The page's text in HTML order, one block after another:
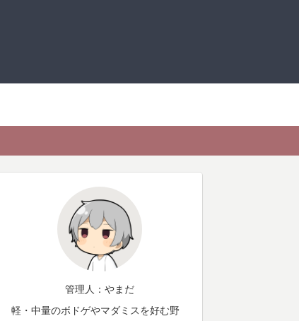
管理人：やまだ
軽・中量のボドゲやマダミスを好む野